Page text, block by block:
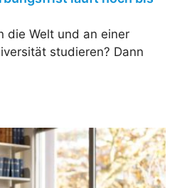
die Welt und an einer
studieren? Dann